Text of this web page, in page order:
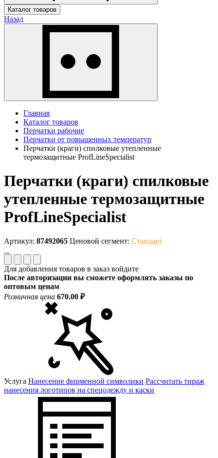
Каталог товаров
Назад
Главная
Каталог товаров
Перчатки рабочие
Перчатки от повышенных температур
Перчатки (краги) спилковые утепленные
термозащитные ProfLineSpecialist
Перчатки (краги) спилковые
утепленные термозащитные
ProfLineSpecialist
Артикул: 87492065 Ценовой сегмент: Стандарт
Для добавления товаров в заказ войдите
После авторизации вы сможете оформлять заказы по
оптовым ценам
Розничная цена 670.00 ₽
Услуга Нанесение фирменной символики Рассчитать тираж
нанесения логотипов на спецодежду и каски